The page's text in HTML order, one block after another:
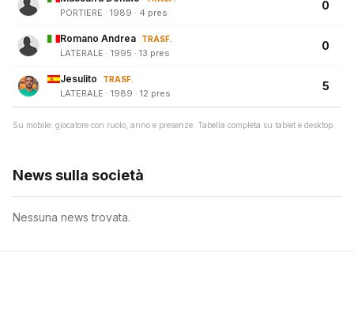
PORTIERE · 1989 · 4 pres
0
Romano Andrea TRASF.
LATERALE · 1995 · 13 pres
0
Jesulito TRASF.
LATERALE · 1989 · 12 pres
5
Su mobile: giocatore con ruolo, anno e presenze. Tabella completa su tablet e desktop.
News sulla società
Nessuna news trovata.